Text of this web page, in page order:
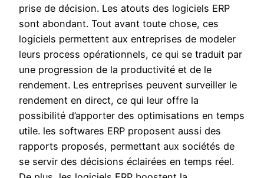
prise de décision. Les atouts des logiciels ERP
sont abondant. Tout avant toute chose, ces
logiciels permettent aux entreprises de modeler
leurs process opérationnels, ce qui se traduit par
une progression de la productivité et de le
rendement. Les entreprises peuvent surveiller le
rendement en direct, ce qui leur offre la
possibilité d’apporter des optimisations en temps
utile. les softwares ERP proposent aussi des
rapports proposés, permettant aux sociétés de
se servir des décisions éclairées en temps réel.